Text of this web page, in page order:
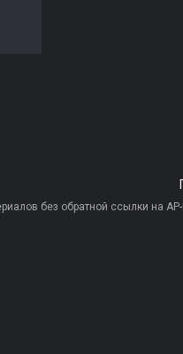
без обратной ссылки на